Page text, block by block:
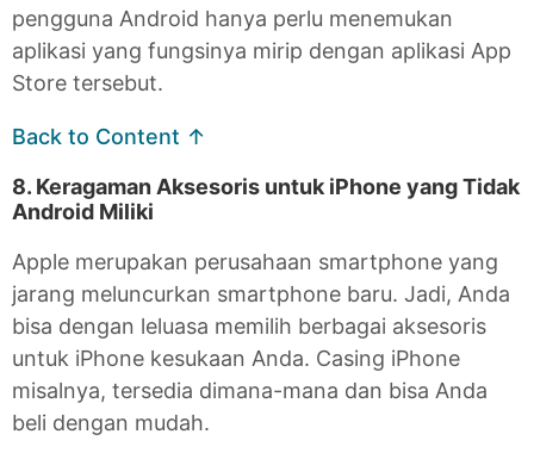
pengguna Android hanya perlu menemukan
aplikasi yang fungsinya mirip dengan aplikasi App
Store tersebut.
Back to Content ↑
8. Keragaman Aksesoris untuk iPhone yang Tidak
Android Miliki
Apple merupakan perusahaan smartphone yang
jarang meluncurkan smartphone baru. Jadi, Anda
bisa dengan leluasa memilih berbagai aksesoris
untuk iPhone kesukaan Anda. Casing iPhone
misalnya, tersedia dimana-mana dan bisa Anda
beli dengan mudah.